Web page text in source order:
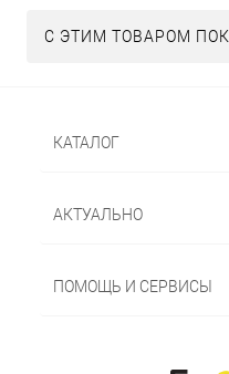
С ЭТИМ ТОВАРОМ
КАТАЛОГ
АКТУАЛЬНО
ПОМОЩЬ И СЕРВИСЫ